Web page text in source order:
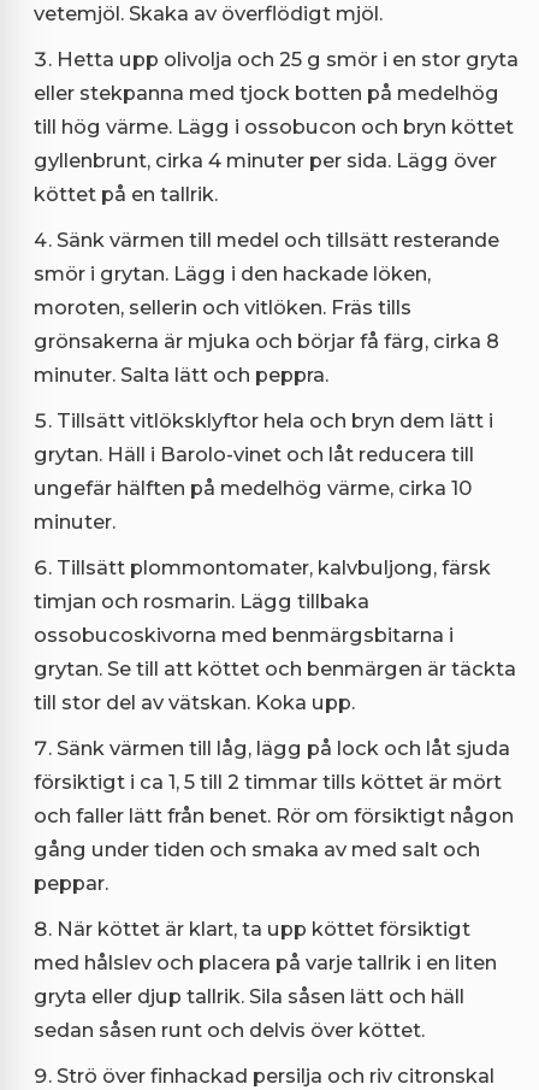
vetemjöl. Skaka av överflödigt mjöl.
Hetta upp olivolja och 25 g smör i en stor gryta
eller stekpanna med tjock botten på medelhög
till hög värme. Lägg i ossobucon och bryn köttet
gyllenbrunt, cirka 4 minuter per sida. Lägg över
köttet på en tallrik.
Sänk värmen till medel och tillsätt resterande
smör i grytan. Lägg i den hackade löken,
moroten, sellerin och vitlöken. Fräs tills
grönsakerna är mjuka och börjar få färg, cirka 8
minuter. Salta lätt och peppra.
Tillsätt vitlöksklyftor hela och bryn dem lätt i
grytan. Häll i Barolo-vinet och låt reducera till
ungefär hälften på medelhög värme, cirka 10
minuter.
Tillsätt plommontomater, kalvbuljong, färsk
timjan och rosmarin. Lägg tillbaka
ossobucoskivorna med benmärgsbitarna i
grytan. Se till att köttet och benmärgen är täckta
till stor del av vätskan. Koka upp.
Sänk värmen till låg, lägg på lock och låt sjuda
försiktigt i ca 1, 5 till 2 timmar tills köttet är mört
och faller lätt från benet. Rör om försiktigt någon
gång under tiden och smaka av med salt och
peppar.
När köttet är klart, ta upp köttet försiktigt
med hålslev och placera på varje tallrik i en liten
gryta eller djup tallrik. Sila såsen lätt och häll
sedan såsen runt och delvis över köttet.
Strö över finhackad persilja och riv citronskal